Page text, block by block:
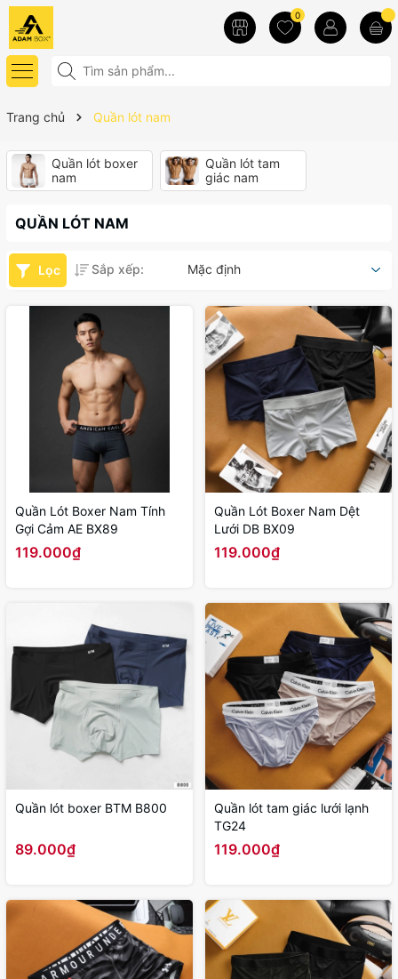
0
Trang chủ Quần lót nam
Quần lót boxer
nam
Quần lót tam
giác nam
QUẦN LÓT NAM
Lọc Sắp xếp: Mặc định
Quần Lót Boxer Nam Tính
Gợi Cảm AE BX89
119.000₫
Quần Lót Boxer Nam Dệt
Lưới DB BX09
119.000₫
Quần lót boxer BTM B800
89.000₫
Quần lót tam giác lưới lạnh
TG24
119.000₫